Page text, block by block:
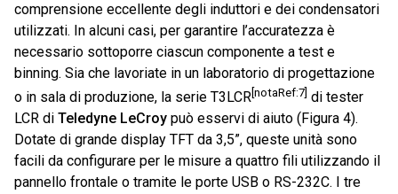
comprensione eccellente degli induttori e dei condensatori
utilizzati. In alcuni casi, per garantire l’accuratezza è
necessario sottoporre ciascun componente a test e
binning. Sia che lavoriate in un laboratorio di progettazione
o in sala di produzione, la serie T3LCR [notaRef:7] di tester
LCR di Teledyne LeCroy può esservi di aiuto (Figura 4).
Dotate di grande display TFT da 3,5”, queste unità sono
facili da configurare per le misure a quattro fili utilizzando il
pannello frontale o tramite le porte USB o RS-232C. I tre